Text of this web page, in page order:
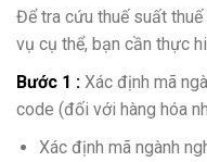
Để tra cứu thuế suất thuế
vụ cụ thể, bạn cần thực
Bước 1 : Xác định mã
code (đối với hàng hóa
Xác định mã ngành